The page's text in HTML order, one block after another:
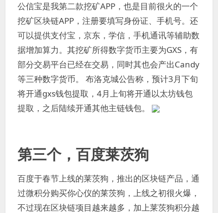
公信宝是我第二款挖矿APP，也是目前很火的一个
挖矿区块链APP，注册要填写身份证、手机号。还
可以提供支付宝，京东，学信，手机通讯等辅助数
据增加算力。其挖矿所得数字货币主要为GXS，有
部分交易平台已经在交易，同时其也会产出Candy
等三种数字货币。 布洛克城公告称，预计3月下旬
将开通gxs钱包提取，4月上旬将开通以太坊钱包
提取，之后陆续开通其他主链钱包。
第三个， 百度莱茨狗
百度于春节上线的莱茨狗，推出的区块链产品，通
过微积分购买你心仪的莱茨狗，上线之初很火爆，
不过现在区块链项目越来越多，加上莱茨狗积分越